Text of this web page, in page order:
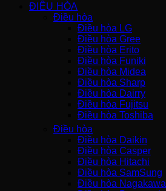
ĐIỀU HÒA
Điều hòa
Điều hòa LG
Điều hòa Gree
Điều hòa Erito
Điều hòa Funiki
Điều hòa Midea
Điều hòa Sharp
Điều hòa Dairry
Điều hòa Fujitsu
Điều hòa Toshiba
Điều hòa
Điều hòa Daikin
Điều hòa Casper
Điều hòa Hitachi
Điều hòa SamSung
Điều hòa Nagakawa